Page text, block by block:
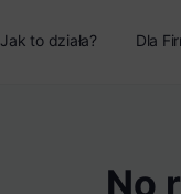
Jak to działa? Dla
No